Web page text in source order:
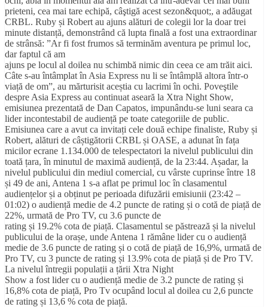
prieteni, cea mai tare echipă, câştigă acest sezon&quot;, a adăugat
CRBL. Ruby și Robert au ajuns alături de colegii lor la doar trei
minute distanță, demonstrând că lupta finală a fost una extraordinar
de strânsă: ”Ar fi fost frumos să terminăm aventura pe primul loc,
dar faptul că am
ajuns pe locul al doilea nu schimbă nimic din ceea ce am trăit aici.
Câte s-au întâmplat în Asia Express nu li se întâmplă altora într-o
viață de om”, au mărturisit aceștia cu lacrimi în ochi. Poveştile
despre Asia Express au continuat aseară la Xtra Night Show,
emisiunea prezentată de Dan Capatos, impunându-se luni seara ca
lider incontestabil de audiență pe toate categoriile de public.
Emisiunea care a avut ca invitați cele două echipe finaliste, Ruby și
Robert, alături de câștigătorii CRBL și OASE, a adunat în fața
micilor ecrane 1.134.000 de telespectatori la nivelul publicului din
toată țara, în minutul de maximă audiență, de la 23:44. Așadar, la
nivelul publicului din mediul comercial, cu vârste cuprinse între 18
și 49 de ani, Antena 1 s-a aflat pe primul loc în clasamentul
audiențelor și a obținut pe perioada difuzării emisiunii (23:42 –
01:02) o audiență medie de 4.2 puncte de rating și o cotă de piață de
22%, urmată de Pro TV, cu 3.6 puncte de
rating și 19.2% cota de piață. Clasamentul se păstrează și la nivelul
publicului de la orașe, unde Antena 1 rămâne lider cu o audiență
medie de 3.6 puncte de rating și o cotă de piață de 16,9%, urmată de
Pro TV, cu 3 puncte de rating și 13.9% cota de piață și de Pro TV.
La nivelul întregii populații a țării Xtra Night
Show a fost lider cu o audiență medie de 3.2 puncte de rating și
16,8% cota de piață, Pro Tv ocupând locul al doilea cu 2,6 puncte
de rating și 13,6 % cota de piață.